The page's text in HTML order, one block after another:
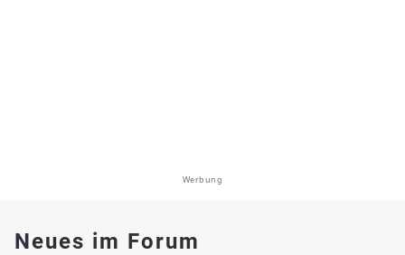
Werbung
Neues im Forum